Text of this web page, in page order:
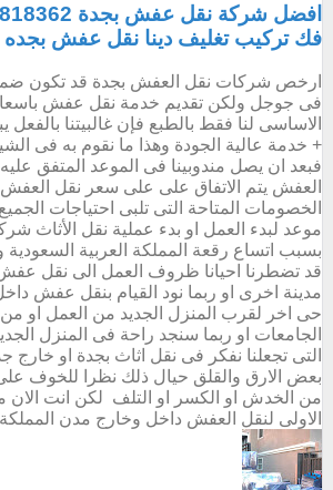
فك تركيب تغليف دينا نقل عفش بجده
ارخص شركات نقل العفش بجدة قد تكون
فى جوجل ولكن تقديم خدمة نقل عفش
الاساسى لنا فقط بالطبع فإن غالبيتنا
فبعد ان يصل مندوبينا فى الموعد المتفق
العفش يتم الاتفاق على على سعر نقل العفش
الخصومات المتاحة التى تلبى احتياجات
موعد لبدء العمل او بدء عملية نقل الأثاث
بسبب اتساع رقعة المملكة العربية السعودية
قد تضطرنا احيانا ظروف العمل الى نقل
مدينة اخرى او ربما نود القيام بنقل عفش
حى اخر لقرب المنزل الجديد من العمل او
الجامعات او ربما سنجد راحة فى المنزل
التى تجعلنا نفكر فى نقل اثاث بجدة او خارج
بعض الارق والقلق حيال ذلك نظرا للخوف على
من الخدش او الكسر او التلف لكن انت الان
الاولى لنقل العفش داخل وخارج مدن